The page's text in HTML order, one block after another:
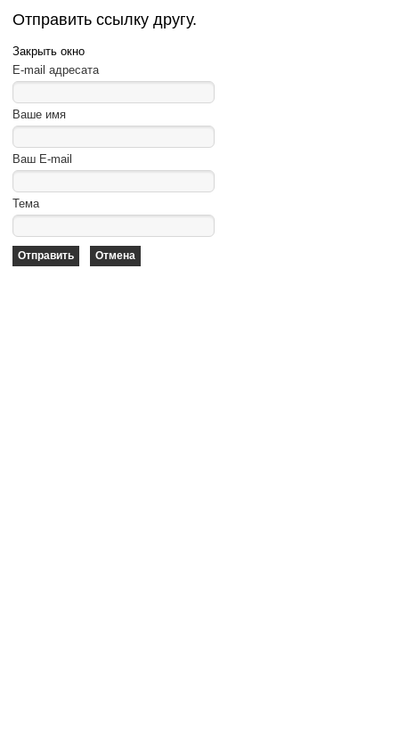
Отправить ссылку другу.
Закрыть окно
E-mail адресата
Ваше имя
Ваш E-mail
Тема
Отправить Отмена